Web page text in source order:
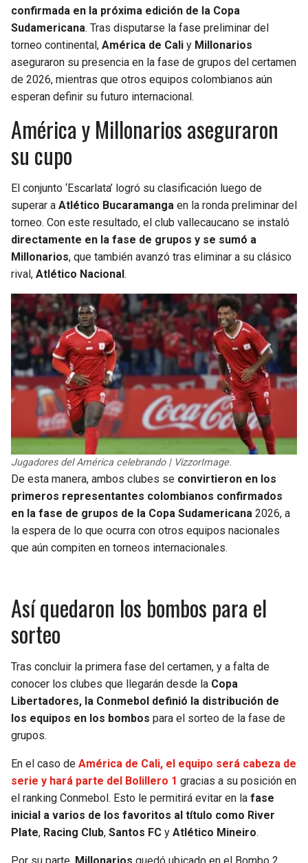
confirmada en la próxima edición de la Copa
Sudamericana. Tras disputarse la fase preliminar del
torneo continental, América de Cali y Millonarios
aseguraron su presencia en la fase de grupos del certamen
de 2026, mientras que otros equipos colombianos aún
esperan definir su futuro internacional.
América y Millonarios aseguraron
su cupo
El conjunto ‘Escarlata’ logró su clasificación luego de
superar a Atlético Bucaramanga en la ronda preliminar del
torneo. Con este resultado, el club vallecaucano se instaló
directamente en la fase de grupos y se sumó a
Millonarios, que también avanzó tras eliminar a su clásico
rival, Atlético Nacional .
Jugadores del América celebrando | VizzorImage.
De esta manera, ambos clubes se convirtieron en los
primeros representantes colombianos confirmados
en la fase de grupos de la Copa Sudamericana 2026, a
la espera de lo que ocurra con otros equipos nacionales
que aún compiten en torneos internacionales.
Así quedaron los bombos para el
sorteo
Tras concluir la primera fase del certamen, y a falta de
conocer los clubes que llegarán desde la Copa
Libertadores, la Conmebol definió la distribución de
los equipos en los bombos para el sorteo de la fase de
grupos.
En el caso de América de Cali, el equipo será cabeza de
serie y hará parte del Bolillero 1 gracias a su posición en
el ranking Conmebol. Esto le permitirá evitar en la fase
inicial a varios de los favoritos al título como River
Plate, Racing Club, Santos FC y Atlético Mineiro.